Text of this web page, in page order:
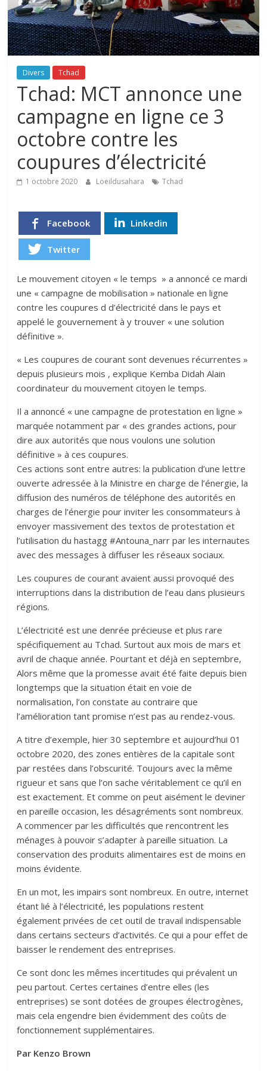
Divers Tchad
Tchad: MCT annonce une
campagne en ligne ce 3
octobre contre les
coupures d’électricité
1 octobre 2020 Loeildusahara Tchad
Facebook Linkedin
Twitter
Le mouvement citoyen « le temps » a annoncé ce mardi
une « campagne de mobilisation » nationale en ligne
contre les coupures d d’électricité dans le pays et
appelé le gouvernement à y trouver « une solution
définitive ».
« Les coupures de courant sont devenues récurrentes »
depuis plusieurs mois , explique Kemba Didah Alain
coordinateur du mouvement citoyen le temps.
Il a annoncé « une campagne de protestation en ligne »
marquée notamment par « des grandes actions, pour
dire aux autorités que nous voulons une solution
définitive » à ces coupures.
Ces actions sont entre autres: la publication d’une lettre
ouverte adressée à la Ministre en charge de l’énergie, la
diffusion des numéros de téléphone des autorités en
charges de l’énergie pour inviter les consommateurs à
envoyer massivement des textos de protestation et
l’utilisation du hastagg #Antouna_narr par les internautes
avec des messages à diffuser les réseaux sociaux.
Les coupures de courant avaient aussi provoqué des
interruptions dans la distribution de l’eau dans plusieurs
régions.
L’électricité est une denrée précieuse et plus rare
spécifiquement au Tchad. Surtout aux mois de mars et
avril de chaque année. Pourtant et déjà en septembre,
Alors même que la promesse avait été faite depuis bien
longtemps que la situation était en voie de
normalisation, l’on constate au contraire que
l’amélioration tant promise n’est pas au rendez-vous.
A titre d’exemple, hier 30 septembre et aujourd’hui 01
octobre 2020, des zones entières de la capitale sont
par restées dans l’obscurité. Toujours avec la même
rigueur et sans que l’on sache véritablement ce qu’il en
est exactement. Et comme on peut aisément le deviner
en pareille occasion, les désagréments sont nombreux.
A commencer par les difficultés que rencontrent les
ménages à pouvoir s’adapter à pareille situation. La
conservation des produits alimentaires est de moins en
moins évidente.
En un mot, les impairs sont nombreux. En outre, internet
étant lié à l’électricité, les populations restent
également privées de cet outil de travail indispensable
dans certains secteurs d’activités. Ce qui a pour effet de
baisser le rendement des entreprises.
Ce sont donc les mêmes incertitudes qui prévalent un
peu partout. Certes certaines d’entre elles (les
entreprises) se sont dotées de groupes électrogènes,
mais cela engendre bien évidemment des coûts de
fonctionnement supplémentaires.
Par Kenzo Brown